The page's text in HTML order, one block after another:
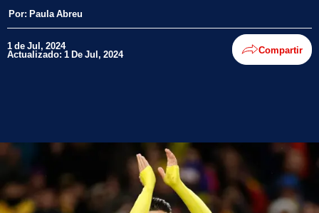
Por: Paula Abreu
1 de Jul, 2024
Actualizado: 1 De Jul, 2024 Compartir